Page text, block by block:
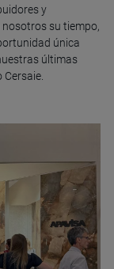
y
su tiempo,
única
últimas